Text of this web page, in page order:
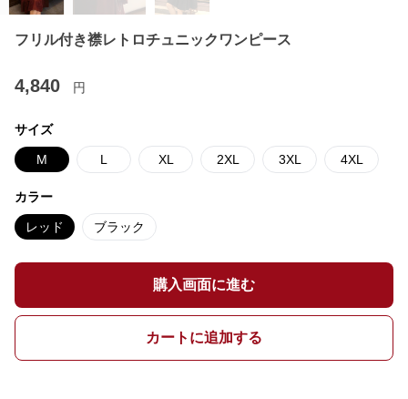
フリル付き襟レトロチュニックワンピース
4,840 円
サイズ
M L XL 2XL 3XL 4XL
カラー
レッド ブラック
購入画面に進む
カートに追加する